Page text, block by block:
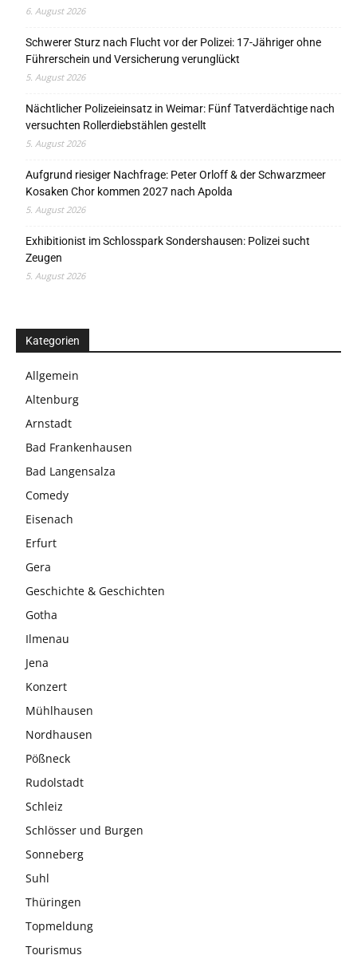
6. August 2026
Schwerer Sturz nach Flucht vor der Polizei: 17-Jähriger ohne
Führerschein und Versicherung verunglückt
5. August 2026
Nächtlicher Polizeieinsatz in Weimar: Fünf Tatverdächtige nach
versuchten Rollerdiebstählen gestellt
5. August 2026
Aufgrund riesiger Nachfrage: Peter Orloff & der Schwarzmeer
Kosaken Chor kommen 2027 nach Apolda
5. August 2026
Exhibitionist im Schlosspark Sondershausen: Polizei sucht
Zeugen
5. August 2026
Kategorien
Allgemein
Altenburg
Arnstadt
Bad Frankenhausen
Bad Langensalza
Comedy
Eisenach
Erfurt
Gera
Geschichte & Geschichten
Gotha
Ilmenau
Jena
Konzert
Mühlhausen
Nordhausen
Pößneck
Rudolstadt
Schleiz
Schlösser und Burgen
Sonneberg
Suhl
Thüringen
Topmeldung
Tourismus